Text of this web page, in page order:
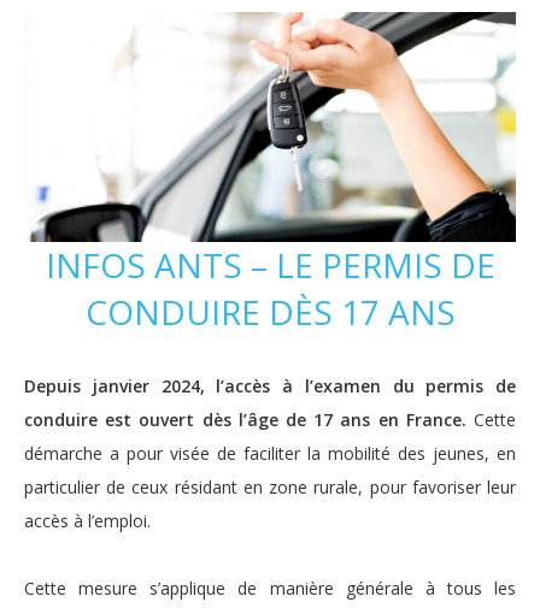
INFOS ANTS – LE PERMIS DE
CONDUIRE DÈS 17 ANS
Depuis janvier 2024, l’accès à l’examen du permis de
conduire est ouvert dès l’âge de 17 ans en France. Cette
démarche a pour visée de faciliter la mobilité des jeunes, en
particulier de ceux résidant en zone rurale, pour favoriser leur
accès à l’emploi.
Cette mesure s’applique de manière générale à tous les